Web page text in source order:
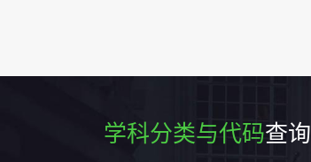
学科分类与代码查询